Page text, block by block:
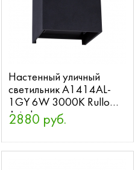
Настенный уличный
светильник A1414AL-
1GY 6W 3000K Rullo
Arte Lamp
2880 руб.